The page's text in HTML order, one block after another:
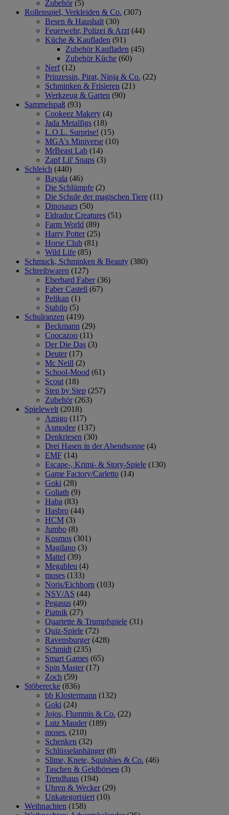
Zubehör (5)
Rollenspiel, Verkleiden & Co. (307)
Besen & Haushalt (30)
Feuerwehr, Polizei & Arzt (44)
Küche & Kaufladen (91)
Zubehör Kaufladen (45)
Zubehör Küche (60)
Nerf (12)
Prinzessin, Pirat, Ninja & Co. (22)
Schminken & Frisieren (21)
Werkzeug & Garten (90)
Sammelspaß (93)
Cookeez Makery (4)
Jada Metalfigs (18)
L.O.L. Surprise! (15)
MGA's Miniverse (10)
MrBeast Lab (14)
Zapf Lil' Snaps (3)
Schleich (440)
Bayala (46)
Die Schlümpfe (2)
Die Schule der magischen Tiere (11)
Dinosaurs (50)
Eldrador Creatures (51)
Farm World (89)
Harry Potter (25)
Horse Club (81)
Wild Life (85)
Schmuck, Schminken & Beauty (380)
Schreibwaren (127)
Eberhard Faber (36)
Faber Castell (67)
Pelikan (1)
Stabilo (5)
Schulranzen (419)
Beckmann (29)
Coocazoo (11)
Der Die Das (3)
Deuter (17)
Mc Neill (2)
School-Mood (61)
Scout (18)
Step by Step (257)
Zubehör (263)
Spielewelt (2018)
Amigo (117)
Asmodee (137)
Denkriesen (30)
Drei Hasen in der Abendsonne (4)
EMF (14)
Escape-, Krimi- & Story-Spiele (130)
Game Factory/Carletto (14)
Goki (28)
Goliath (9)
Haba (83)
Hasbro (44)
HCM (3)
Jumbo (8)
Kosmos (301)
Magilano (3)
Mattel (39)
Megableu (4)
moses (133)
Noris/Eichhorn (103)
NSV/AS (44)
Pegasus (49)
Piatnik (27)
Quartette & Trumpfspiele (31)
Quiz-Spiele (72)
Ravensburger (428)
Schmidt (235)
Smart Games (65)
Spin Master (17)
Zoch (59)
Stöberecke (836)
bb Klostermann (132)
Goki (24)
Jojos, Flummis & Co. (22)
Lutz Mauder (189)
moses. (210)
Schenken (32)
Schlüsselanhänger (8)
Slime, Knete, Squishies & Co. (46)
Taschen & Geldbörsen (3)
Trendhaus (194)
Uhren & Wecker (29)
Unkategorisiert (10)
Weihnachten (158)